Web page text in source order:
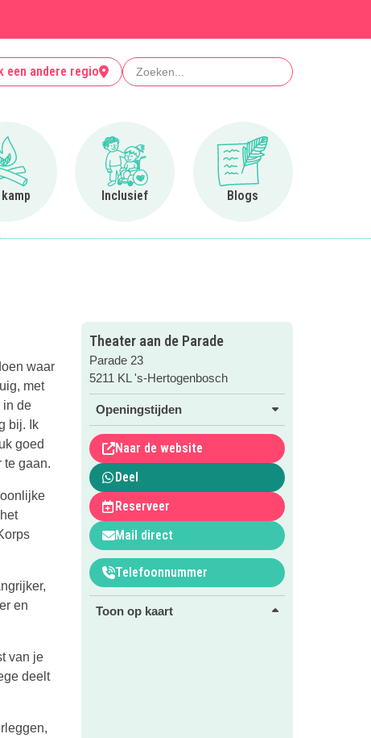
een andere regio Zoeken
Ga naar Op kamp
Inclusief
Ga naar Inclusief
Blogs
Ga naar Blogs
waar
met
in de
bij. Ik
goed
te gaan.
en
van je
deelt
Theater aan de Parade
Parade 23
5211 KL 's-Hertogenbosch
Openingstijden
Naar de website
Deel
Reserveer
Mail direct
Telefoonnummer
Toon op kaart